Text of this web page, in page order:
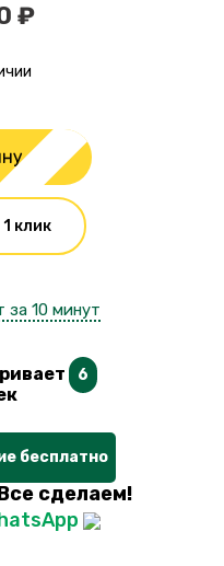
₽
клик
за 10 минут
6
бесплатно
сделаем!